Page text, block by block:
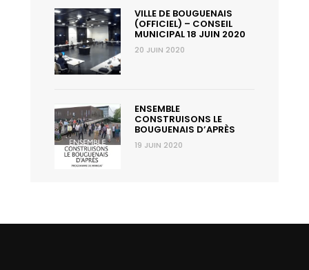
VILLE DE BOUGUENAIS
(OFFICIEL) – CONSEIL
MUNICIPAL 18 JUIN 2020
20 JUIN 2020
ENSEMBLE
CONSTRUISONS LE
BOUGUENAIS D’APRÈS
19 JUIN 2020